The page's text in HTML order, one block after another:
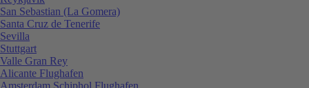
San Sebastian (La Gomera)
Santa Cruz de Tenerife
Sevilla
Stuttgart
Valle Gran Rey
Alicante Flughafen
Amsterdam Schiphol Flughafen